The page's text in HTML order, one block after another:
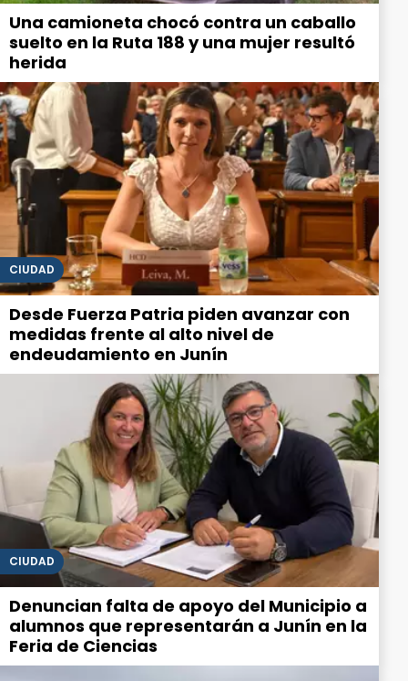
Una camioneta chocó contra un caballo
suelto en la Ruta 188 y una mujer resultó
herida
CIUDAD
Desde Fuerza Patria piden avanzar con
medidas frente al alto nivel de
endeudamiento en Junín
CIUDAD
Denuncian falta de apoyo del Municipio a
alumnos que representarán a Junín en la
Feria de Ciencias